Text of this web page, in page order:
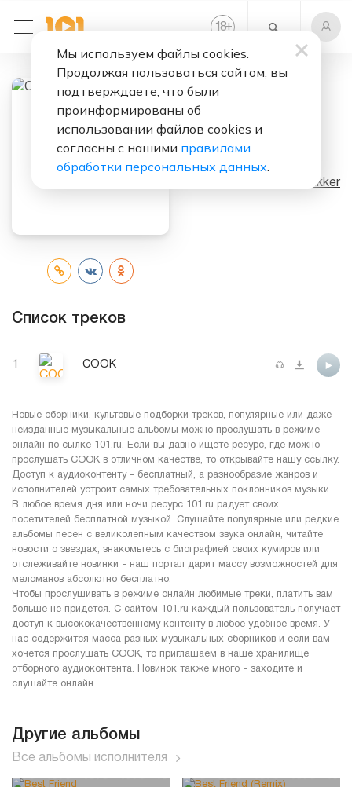
18+
Слушать бесплатно
COOK
Sofi Tukker
Список треков
1 COOK
Новые сборники, культовые подборки треков, популярные или даже
неизданные музыкальные альбомы можно прослушать в режиме
онлайн по сылке 101.ru. Если вы давно ищете ресурс, где можно
прослушать COOK в отличном качестве, то открывайте нашу ссылку.
Доступ к аудиоконтенту - бесплатный, а разнообразие жанров и
исполнителей устроит самых требовательных поклонников музыки.
В любое время дня или ночи ресурс 101.ru радует своих
посетителей бесплатной музыкой. Слушайте популярные или редкие
альбомы песен с великолепным качеством звука онлайн, читайте
новости о звездах, знакомьтесь с биографией своих кумиров или
отслеживайте новинки - наш портал дарит массу возможностей для
меломанов абсолютно бесплатно.
Чтобы прослушивать в режиме онлайн любимые треки, платить вам
больше не придется. С сайтом 101.ru каждый пользователь получает
доступ к высококачественному контенту в любое удобное время. У
нас содержится масса разных музыкальных сборников и если вам
хочется прослушать COOK, то приглашаем в наше хранилище
отборного аудиоконтента. Новинок также много - заходите и
слушайте онлайн.
Другие альбомы
Все альбомы исполнителя
Мы используем файлы cookies.
Продолжая пользоваться сайтом, вы
подтверждаете, что были
проинформированы об
использовании файлов cookies и
согласны с нашими правилами
обработки персональных данных.